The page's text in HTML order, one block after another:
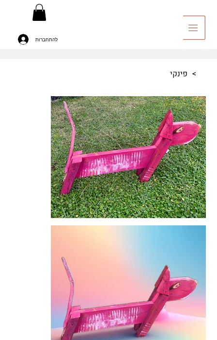
להתחברות
> פינקי